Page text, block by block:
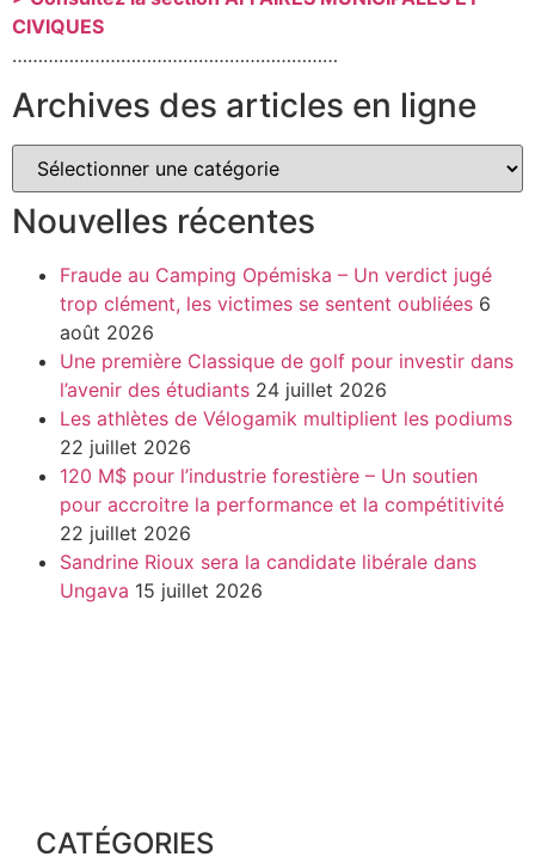
CIVIQUES
………………………………………………………
Archives des articles en ligne
Nouvelles récentes
Fraude au Camping Opémiska – Un verdict jugé
trop clément, les victimes se sentent oubliées 6
août 2026
Une première Classique de golf pour investir dans
l’avenir des étudiants 24 juillet 2026
Les athlètes de Vélogamik multiplient les podiums
22 juillet 2026
120 M$ pour l’industrie forestière – Un soutien
pour accroitre la performance et la compétitivité
22 juillet 2026
Sandrine Rioux sera la candidate libérale dans
Ungava 15 juillet 2026
CATÉGORIES